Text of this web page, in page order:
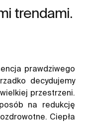
trendami.
prawdziwego
decydujemy
przestrzeni.
na redukcję
Ciepła